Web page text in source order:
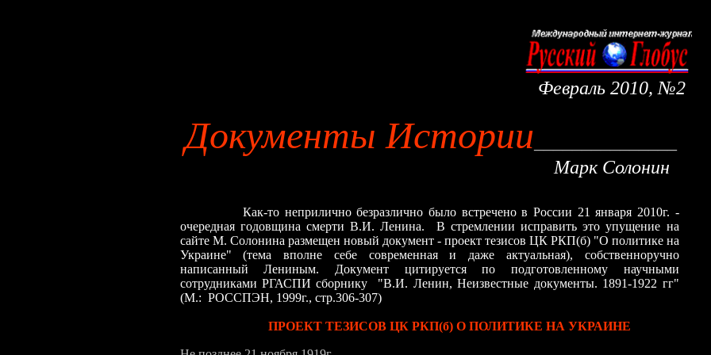
Февраль 2010, №2
Документы Истории
Марк Солонин
Как-то неприлично безразлично было встречено в России 21 января 2010г. -
очередная годовщина смерти В.И. Ленина. В стремлении исправить это упущение на
сайте М. Солонина размещен новый документ - проект тезисов ЦК РКП(б) "О политике на
Украине" (тема вполне себе современная и даже актуальная), собственноручно
написанный Лениным. Документ цитируется по подготовленному научными
сотрудниками РГАСПИ сборнику "В.И. Ленин, Неизвестные документы. 1891-1922 гг"
(М.: РОССПЭН, 1999г., стр.306-307)
ПРОЕКТ ТЕЗИСОВ ЦК РКП(б) О ПОЛИТИКЕ НА УКРАИНЕ